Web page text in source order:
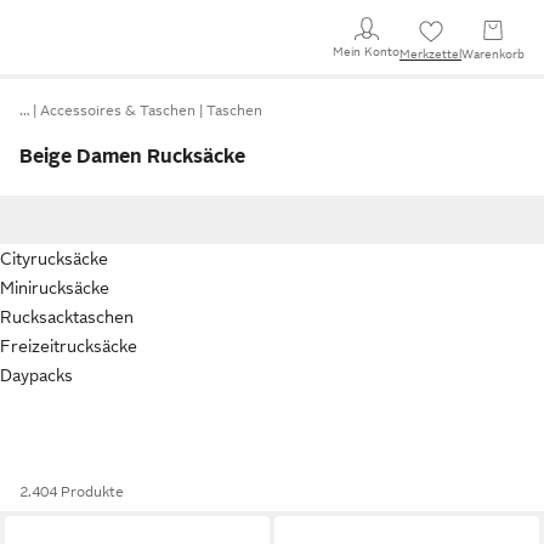
Mein KontoMerkzettel Warenkorb
… Accessoires & Taschen Taschen
Beige Damen Rucksäcke
Cityrucksäcke
Minirucksäcke
Rucksacktaschen
Freizeitrucksäcke
Daypacks
2.404 Produkte